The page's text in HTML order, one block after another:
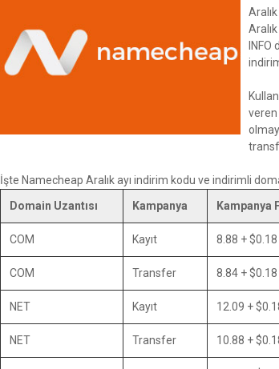
İşte Namecheap Aralık ayı indirim kodu ve indirimli
Domain Uzantısı
Kampanya Kampanya
COM Kayıt 8.88 +
COM Transfer 8.84 +
NET Kayıt 12.09 +
NET Transfer 10.88 +